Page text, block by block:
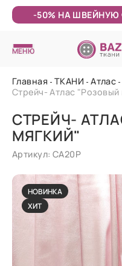
-50% НА ШВЕЙНУЮ
МЕНЮ
Главная ТКАНИ Атлас
Стрейч- Атлас "Розовый
СТРЕЙЧ-
МЯГКИЙ"
Артикул: СА20Р
НОВИНКА
ХИТ